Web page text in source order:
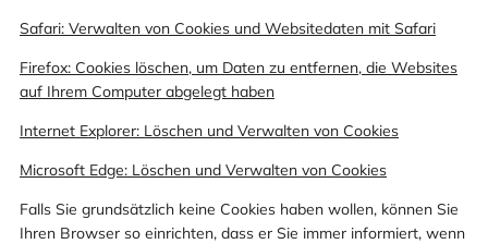
Safari: Verwalten von Cookies und Websitedaten mit Safari
Firefox: Cookies löschen, um Daten zu entfernen, die Websites
auf Ihrem Computer abgelegt haben
Internet Explorer: Löschen und Verwalten von Cookies
Microsoft Edge: Löschen und Verwalten von Cookies
Falls Sie grundsätzlich keine Cookies haben wollen, können Sie
Ihren Browser so einrichten, dass er Sie immer informiert, wenn